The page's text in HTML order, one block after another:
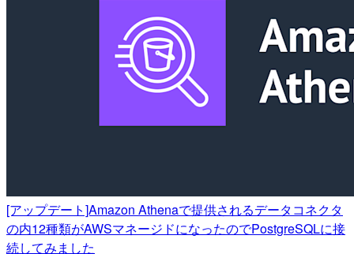
[アップデート]Amazon Athenaで提供されるデータコネクタ
の内12種類がAWSマネージドになったのでPostgreSQLに接
続してみました